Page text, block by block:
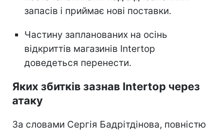
запасів і приймає нові поставки.
Частину запланованих на осінь
відкриттів магазинів Intertop
доведеться перенести.
Яких збитків зазнав Intertop через
атаку
За словами Сергія Бадрітдінова, повністю